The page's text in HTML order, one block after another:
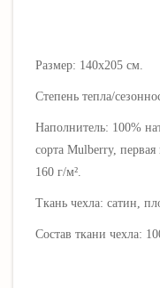
Размер: 140х205 см.
Степень тепла/
Наполнитель: 100%
сорта Mulberry, первая
160 г/м².
Ткань чехла: сатин,
Состав ткани чехла: